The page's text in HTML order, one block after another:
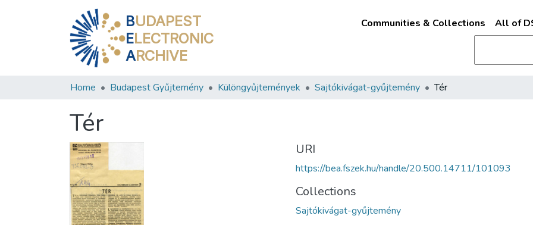
BUDAPEST
ELECTRONIC
ARCHIVE
Communities & Collections All of
Home Budapest Gyűjtemény Különgyűjtemények Sajtókivágat-gyűjtemény Tér
Tér
URI
https://bea.fszek.hu/handle/20.500.14711/101093
Collections
Sajtókivágat-gyűjtemény